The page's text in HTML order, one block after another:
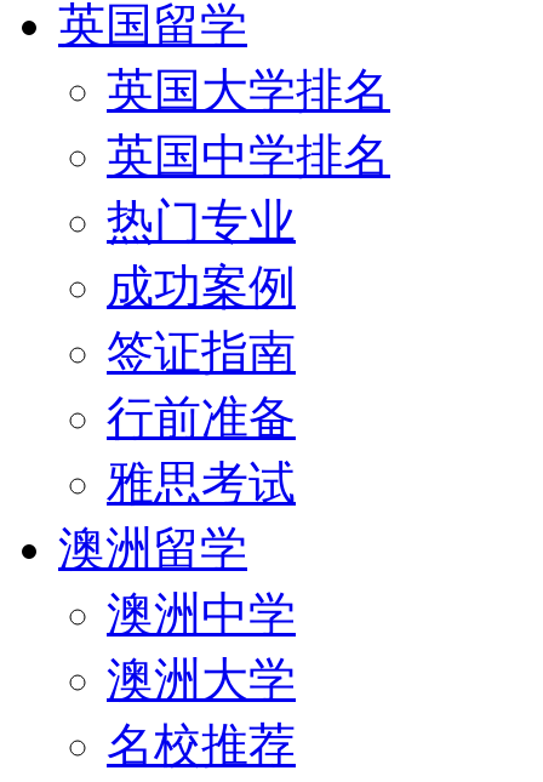
英国留学
英国大学排名
英国中学排名
热门专业
成功案例
签证指南
行前准备
雅思考试
澳洲留学
澳洲中学
澳洲大学
名校推荐